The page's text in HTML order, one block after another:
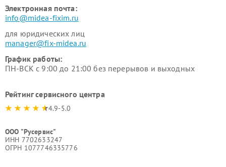
Электронная почта:
info@midea-fixim.ru
для юридических лиц
manager@fix-midea.ru
График работы:
ПН-ВСК с 9:00 до 21:00 без перерывов и выходных
Рейтинг сервисного центра
4.9-5.0
ООО "Русервис"
ИНН 7702633247
ОГРН 1077746335776